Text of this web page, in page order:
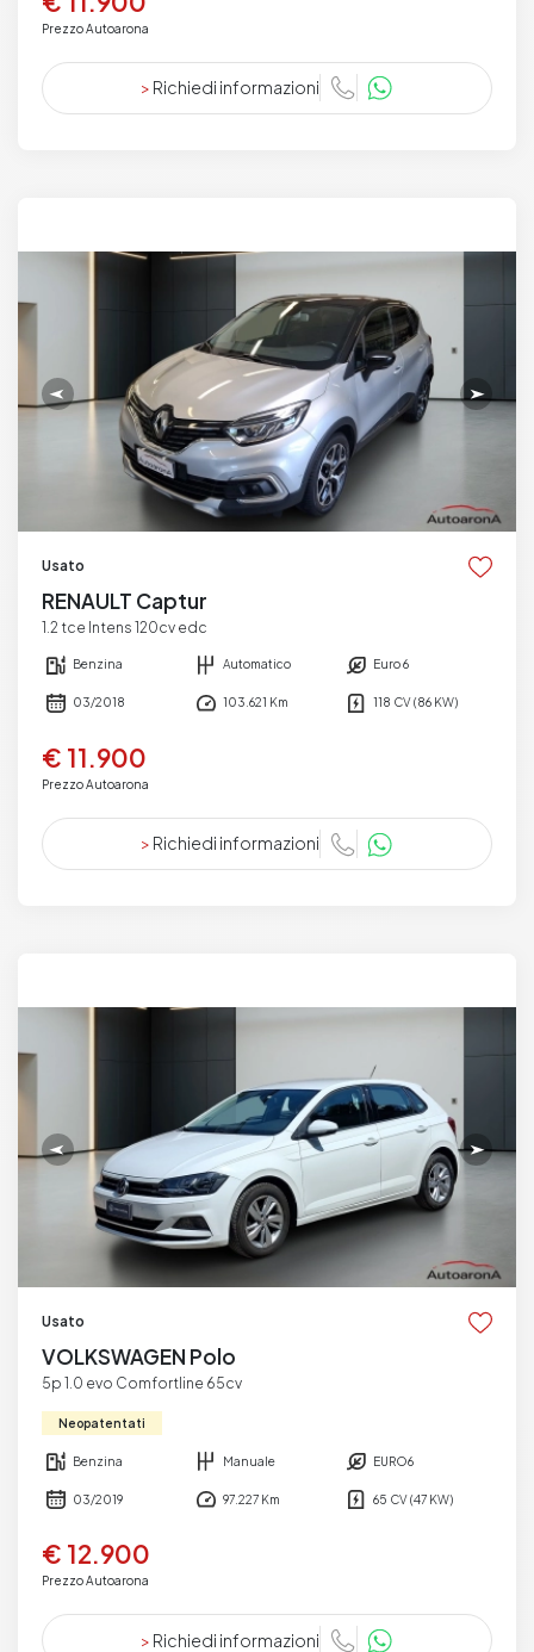
Prezzo Autoarona
> Richiedi informazioni
Usato
RENAULT Captur
1.2 tce Intens 120cv edc
Benzina Automatico Euro 6
03/2018 103.621 Km 118 CV (86 KW)
€ 11.900
Prezzo Autoarona
> Richiedi informazioni
Usato
VOLKSWAGEN Polo
5p 1.0 evo Comfortline 65cv
Neopatentati
Benzina Manuale EURO6
03/2019 97.227 Km 65 CV (47 KW)
€ 12.900
Prezzo Autoarona
> Richiedi informazioni